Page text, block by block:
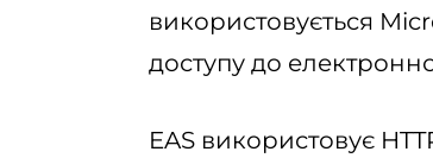
використовується
доступу до
EAS використовує